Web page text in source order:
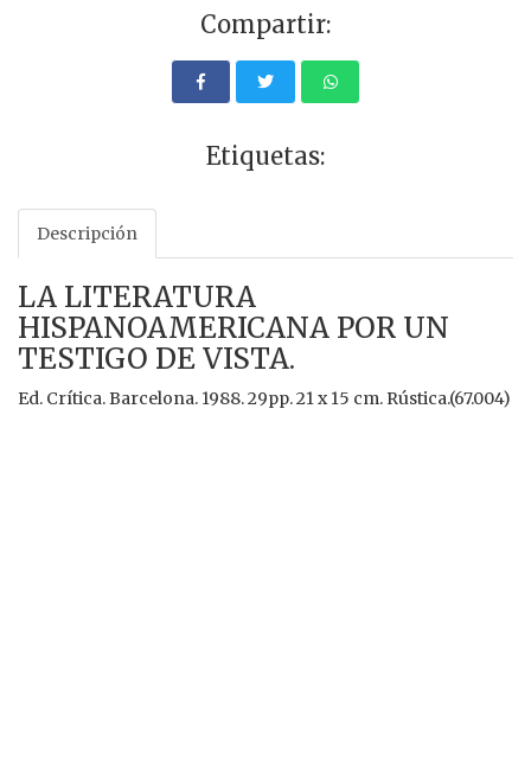
Compartir:
Etiquetas:
Descripción
LA LITERATURA
HISPANOAMERICANA POR UN
TESTIGO DE VISTA.
Ed. Crítica. Barcelona. 1988. 29pp. 21 x 15 cm. Rústica.(67.004)